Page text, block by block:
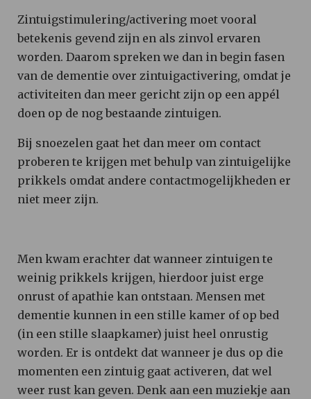
Zintuigstimulering/activering moet vooral
betekenis gevend zijn en als zinvol ervaren
worden. Daarom spreken we dan in begin fasen
van de dementie over zintuigactivering, omdat je
activiteiten dan meer gericht zijn op een appél
doen op de nog bestaande zintuigen.
Bij snoezelen gaat het dan meer om contact
proberen te krijgen met behulp van zintuigelijke
prikkels omdat andere contactmogelijkheden er
niet meer zijn.
Men kwam erachter dat wanneer zintuigen te
weinig prikkels krijgen, hierdoor juist erge
onrust of apathie kan ontstaan. Mensen met
dementie kunnen in een stille kamer of op bed
(in een stille slaapkamer) juist heel onrustig
worden. Er is ontdekt dat wanneer je dus op die
momenten een zintuig gaat activeren, dat wel
weer rust kan geven. Denk aan een muziekje aan